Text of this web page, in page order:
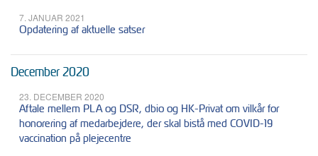
7. JANUAR 2021
Opdatering af aktuelle satser
December 2020
23. DECEMBER 2020
Aftale mellem PLA og DSR, dbio og HK-Privat om vilkår for
honorering af medarbejdere, der skal bistå med COVID-19
vaccination på plejecentre